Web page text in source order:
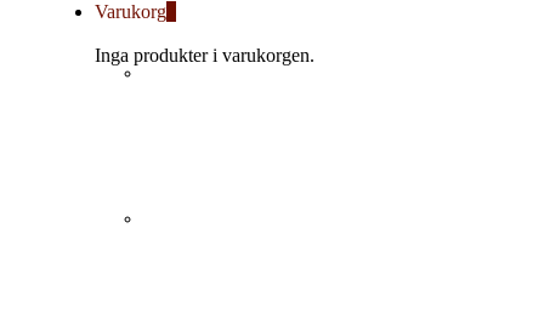
Varukorg
Inga produkter i varukorgen.